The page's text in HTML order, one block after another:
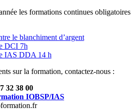
les formations continues obligatoires
le blanchiment d’argent
DCI 7h
IAS DDA 14 h
sur la formation, contactez-nous :
32 38 00
IOBSP/IAS